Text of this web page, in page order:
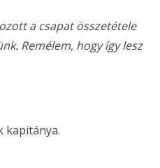
a csapat összetétele
Remélem, hogy így lesz
kapitánya.